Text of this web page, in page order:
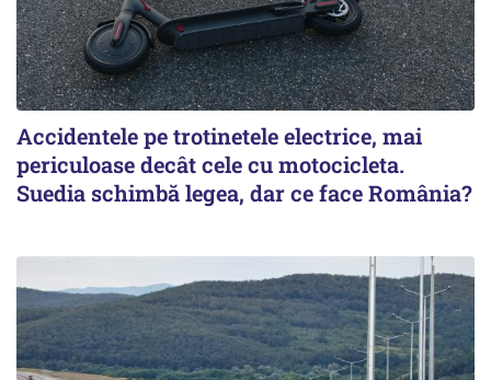
Accidentele pe trotinetele electrice, mai
periculoase decât cele cu motocicleta.
Suedia schimbă legea, dar ce face România?